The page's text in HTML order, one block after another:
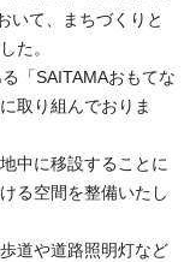
いて、まちづくりと
た。
「SAITAMAおもてな
取り組んでおりま
中に移設することに
る空間を整備いたし
道や道路照明灯など